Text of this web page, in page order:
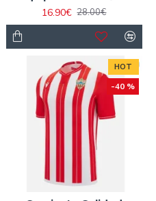
16.90€ 28.00€
HOT
-40 %